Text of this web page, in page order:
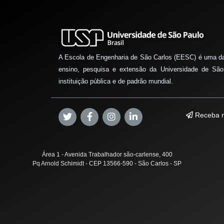
A Escola de Engenharia de São Carlos (EESC) é uma
ensino, pesquisa e extensão da Universidade de
instituição pública e de padrão mundial.
Receba
Área 1 - Avenida Trabalhador são-carlense, 400
Pq Arnold Schimidt - CEP 13566-590 - São Carlos - SP